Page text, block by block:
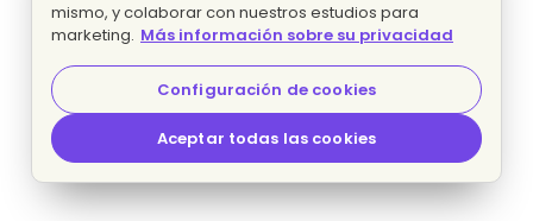
mismo, y colaborar con nuestros estudios para
marketing. Más información sobre su privacidad
Configuración de cookies
Aceptar todas las cookies